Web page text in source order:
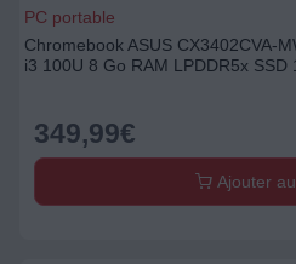
PC portable
Chromebook ASUS CX3402CVA-
i3 100U 8 Go RAM LPDDR5x
349,99€
Ajouter